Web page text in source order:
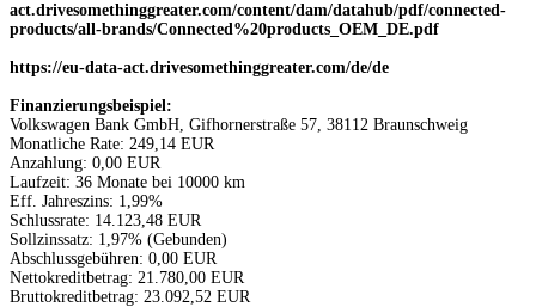
act.drivesomethinggreater.com/content/dam/datahub/pdf/connected-
products/all-brands/Connected%20products_OEM_DE.pdf
https://eu-data-act.drivesomethinggreater.com/de/de
Finanzierungsbeispiel:
Volkswagen Bank GmbH, Gifhornerstraße 57, 38112 Braunschweig
Monatliche Rate: 249,14 EUR
Anzahlung: 0,00 EUR
Laufzeit: 36 Monate bei 10000 km
Eff. Jahreszins: 1,99%
Schlussrate: 14.123,48 EUR
Sollzinssatz: 1,97% (Gebunden)
Abschlussgebühren: 0,00 EUR
Nettokreditbetrag: 21.780,00 EUR
Bruttokreditbetrag: 23.092,52 EUR